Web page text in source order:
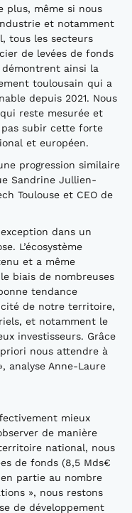
plus, même si nous
et notamment
tous les secteurs
de levées de fonds
ainsi la
toulousain qui a
depuis 2021. Nous
reste mesurée et
subir cette forte
et européen.
progression similaire
Sandrine Jullien-
Toulouse et CEO de
dans un
L’écosystème
et a même
biais de nombreuses
tendance
de notre territoire,
et notamment le
investisseurs. Grâce
nous attendre à
analyse Anne-Laure
mieux
de manière
national, nous
de fonds (8,5 Mds€
partie au nombre
», nous restons
de développement